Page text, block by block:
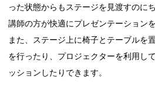
った状態からもステージを見渡すのに
講師の方が快適にプレゼンテーション
また、ステージ上に椅子とテーブルを
を行ったり、プロジェクターを利用し
ッションしたりできます。